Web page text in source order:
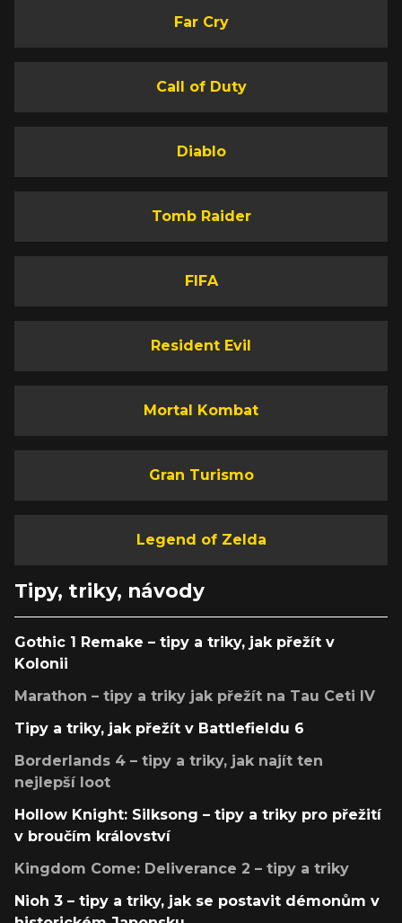
Far Cry
Call of Duty
Diablo
Tomb Raider
FIFA
Resident Evil
Mortal Kombat
Gran Turismo
Legend of Zelda
Tipy, triky, návody
Gothic 1 Remake – tipy a triky, jak přežít v
Kolonii
Marathon – tipy a triky jak přežít na Tau Ceti IV
Tipy a triky, jak přežít v Battlefieldu 6
Borderlands 4 – tipy a triky, jak najít ten
nejlepší loot
Hollow Knight: Silksong – tipy a triky pro přežití
v broučím království
Kingdom Come: Deliverance 2 – tipy a triky
Nioh 3 – tipy a triky, jak se postavit démonům v